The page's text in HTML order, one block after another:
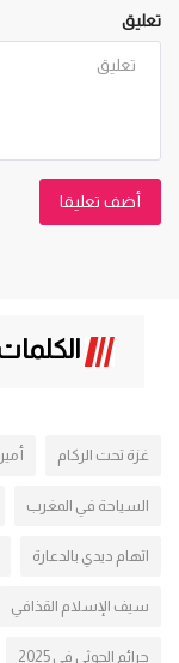
تعليق
أضف تعليقا
غزة تحت الركام
السياحة في المغرب
اتهام ديدي بالدعارة
سيف الإسلام القذافي
جرائم الحوثي في 2025